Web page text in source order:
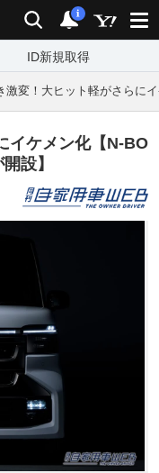
検索 通知
i
ID新規取得
激変！大ヒット軽がさらに
イケメン化【N-BO
設】